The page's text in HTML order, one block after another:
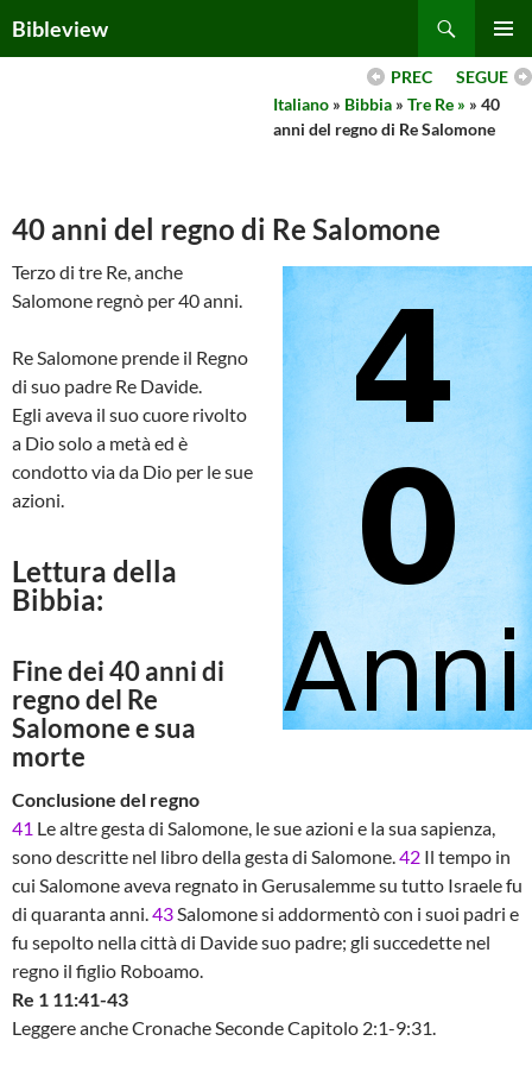
toBibleview
MENU
SEGUE
PREC
Italiano » Bibbia » Tre Re » » 40
anni del regno di Re Salomone
40 anni del regno di Re Salomone
Terzo di tre Re, anche
Salomone regnò per 40 anni.
Re Salomone prende il Regno
di suo padre Re Davide.
Egli aveva il suo cuore rivolto
a Dio solo a metà ed è
condotto via da Dio per le sue
azioni.
Lettura della
Bibbia:
Fine dei 40 anni di
regno del Re
Salomone e sua
morte
Conclusione del regno
41 Le altre gesta di Salomone, le sue azioni e la sua sapienza,
sono descritte nel libro della gesta di Salomone.42 Il tempo in
cui Salomone aveva regnato in Gerusalemme su tutto Israele fu
di quaranta anni.43Salomone si addormentò con i suoi padri e
fu sepolto nella città di Davide suo padre; gli succedette nel
regno il figlio Roboamo.
Re 1 11:41-43
Leggere anche Cronache Seconde Capitolo 2:1-9:31.